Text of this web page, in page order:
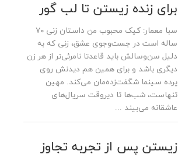
برای زنده زیستن تا لب گور
سبا معمار: کیک محبوب من داستان زنی ۷۰
ساله‌ است در جست‌وجوی عشق، زنی که به
دلیل سن‌وسالش باید قاعدتا نامرئی‌تر از هر زن
دیگری باشد و برای همین هم دیدنش روی
پرده‌ سینما شگفت‌زده‌مان می‌کند. مهین
تنهاست، شب‌ها تا دیروقت سریال‌های
عاشقانه‌ می‌بیند ...
زیستن پس از تجربه تجاوز